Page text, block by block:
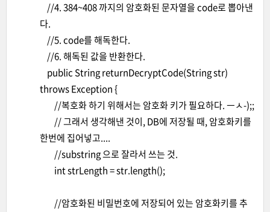
//4. 384~408 까지의 암호화된 문자열을 code로 뽑아낸
다.
//5. code를 해독한다.
//6. 해독된 값을 반환한다.
public String returnDecryptCode(String str)
throws Exception {
//복호화 하기 위해서는 암호화 키가 필요하다. ㅡㅅ-);;
// 그래서 생각해낸 것이, DB에 저장될 때, 암호화키를
한번에 집어넣고....
//substring 으로 잘라서 쓰는 것.
int strLength = str.length();
//암호화된 비밀번호에 저장되어 있는 암호화키를 추